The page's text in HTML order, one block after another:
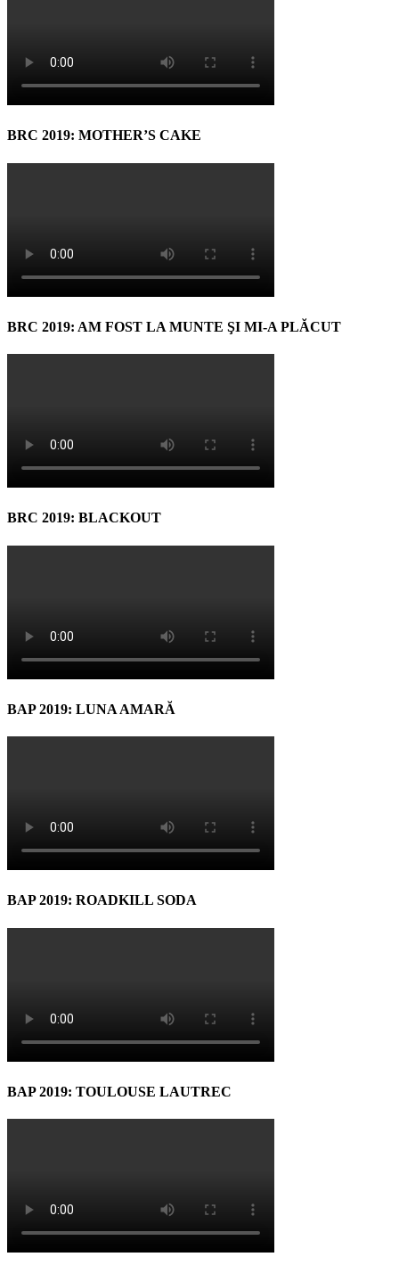
BRC 2019: MOTHER’S CAKE
BRC 2019: AM FOST LA MUNTE ŞI MI-A PLĂCUT
BRC 2019: BLACKOUT
BAP 2019: LUNA AMARĂ
BAP 2019: ROADKILL SODA
BAP 2019: TOULOUSE LAUTREC